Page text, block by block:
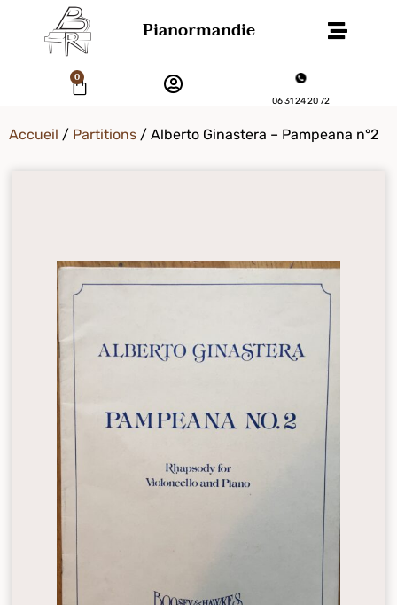
Pianormandie
0
06 31 24 20 72
Accueil / Partitions / Alberto Ginastera – Pampeana n°2